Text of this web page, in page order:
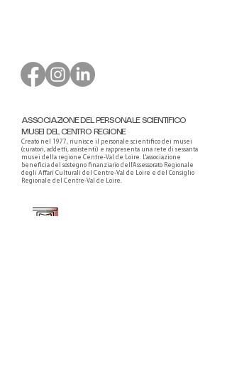
ASSOCIAZIONE DEL PERSONALE SCIENTIFICO
MUSEI DEL CENTRO REGIONE
Creato nel 1977, riunisce il personale scientifico dei musei
(curatori, addetti, assistenti) e rappresenta una rete di sessanta
musei della regione Centre-Val de Loire. L'associazione
beneficia del sostegno finanziario dell'Assessorato Regionale
degli Affari Culturali del Centre-Val de Loire e del Consiglio
Regionale del Centre-Val de Loire.